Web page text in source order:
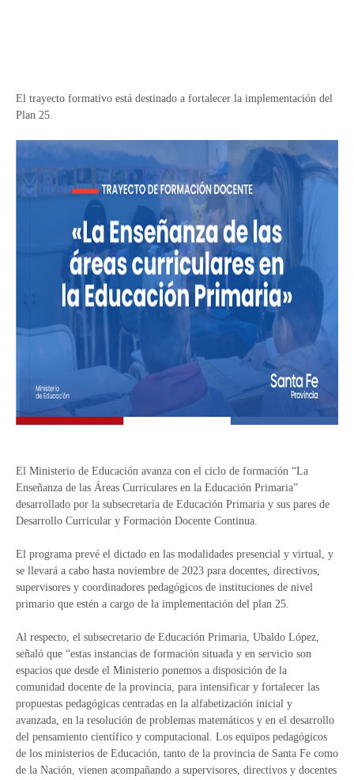
El trayecto formativo está destinado a fortalecer la implementación del
Plan 25.
El Ministerio de Educación avanza con el ciclo de formación “La
Enseñanza de las Áreas Curriculares en la Educación Primaria”
desarrollado por la subsecretaría de Educación Primaria y sus pares de
Desarrollo Curricular y Formación Docente Continua.
El programa prevé el dictado en las modalidades presencial y virtual, y
se llevará a cabo hasta noviembre de 2023 para docentes, directivos,
supervisores y coordinadores pedagógicos de instituciones de nivel
primario que estén a cargo de la implementación del plan 25.
Al respecto, el subsecretario de Educación Primaria, Ubaldo López,
señaló que “estas instancias de formación situada y en servicio son
espacios que desde el Ministerio ponemos a disposición de la
comunidad docente de la provincia, para intensificar y fortalecer las
propuestas pedagógicas centradas en la alfabetización inicial y
avanzada, en la resolución de problemas matemáticos y en el desarrollo
del pensamiento científico y computacional. Los equipos pedagógicos
de los ministerios de Educación, tanto de la provincia de Santa Fe como
de la Nación, vienen acompañando a supervisores, directivos y docentes